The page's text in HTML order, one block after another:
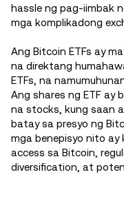
hassle ng pag-iimbak
mga komplikadong
Ang Bitcoin ETFs ay
na direktang
ETFs, na
Ang shares ng ETF ay
na stocks, kung saan
batay sa presyo ng
mga benepisyo nito ay
access sa Bitcoin,
diversification, at